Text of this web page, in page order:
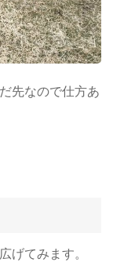
先なので仕方あ
げてみます。